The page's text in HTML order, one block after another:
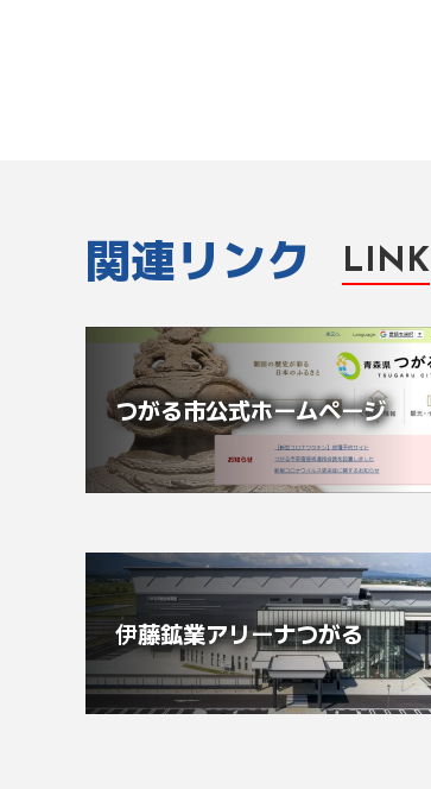
関連リンク LINK
つがる市公式ホームページ
伊藤鉱業アリーナつがる